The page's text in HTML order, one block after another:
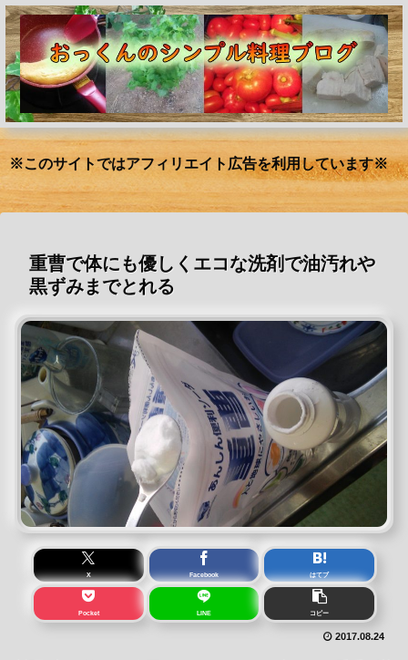
※このサイトではアフィリエイト広告を利用しています※
重曹で体にも優しくエコな洗剤で油汚れや
黒ずみまでとれる
X Facebook はてブ
Pocket LINE コピー
2017.08.24